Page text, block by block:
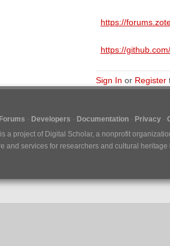
https://
https://
Sign In or Register
Forums Developers Documentation Privacy
a project of Digital Scholar, a nonprofit
and services for researchers and cultural heritage